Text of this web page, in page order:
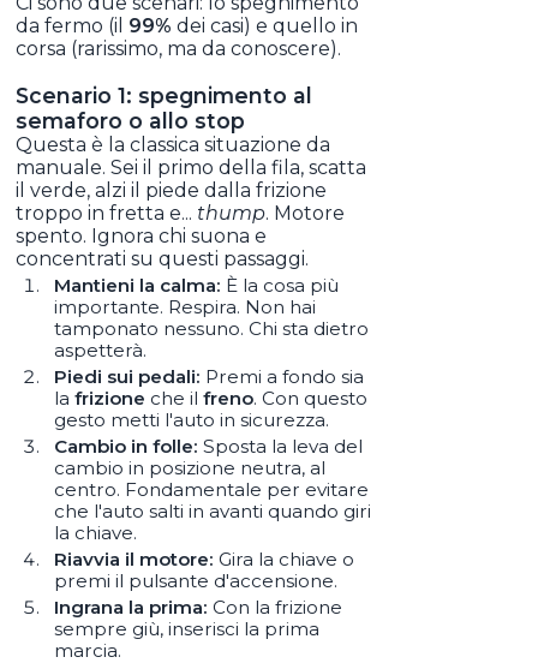
da fermo (il 99% dei casi) e quello in
corsa (rarissimo, ma da conoscere).
Scenario 1: spegnimento al
semaforo o allo stop
Questa è la classica situazione da
manuale. Sei il primo della fila, scatta
il verde, alzi il piede dalla frizione
troppo in fretta e... thump. Motore
spento. Ignora chi suona e
concentrati su questi passaggi.
Mantieni la calma: È la cosa più
importante. Respira. Non hai
tamponato nessuno. Chi sta dietro
aspetterà.
Piedi sui pedali: Premi a fondo sia
lafrizione che ilfreno. Con questo
gesto metti l'auto in sicurezza.
Cambio in folle: Sposta la leva del
cambio in posizione neutra, al
centro. Fondamentale per evitare
che l'auto salti in avanti quando giri
la chiave.
Riavvia il motore: Gira la chiave o
premi il pulsante d'accensione.
Ingrana la prima: Con la frizione
sempre giù, inserisci la prima
marcia.